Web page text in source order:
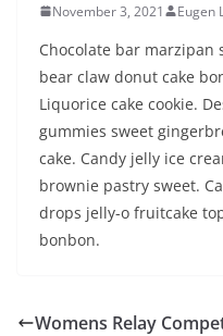
November 3, 2021 Eugen
Chocolate bar
bear claw donut cake
Liquorice cake cookie.
gummies sweet
cake. Candy jelly ice
brownie pastry sweet.
drops jelly-o fruitcake
bonbon.
Womens Relay